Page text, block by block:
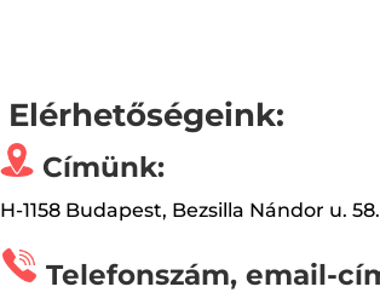
Elérhetőségeink:
Címünk:
H-1158 Budapest, Bezsilla Nándor u. 58.
Telefonszám, email-